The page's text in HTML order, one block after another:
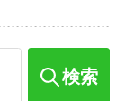
検索